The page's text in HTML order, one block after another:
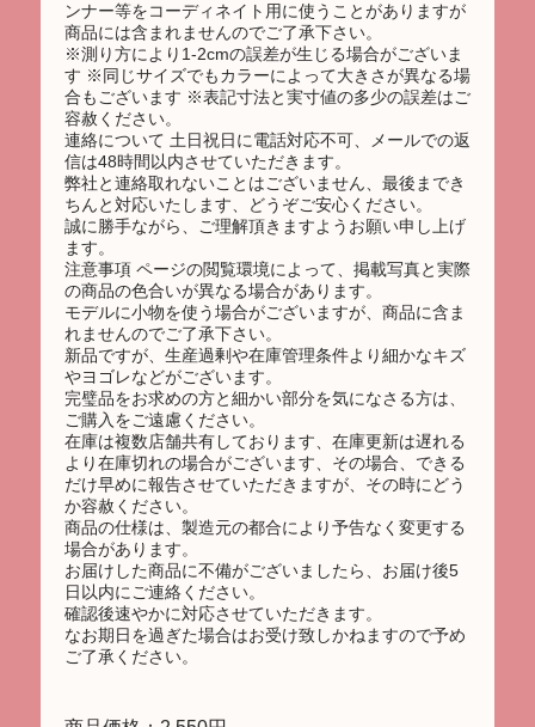
ンナー等をコーディネイト用に使うことがありますが
商品には含まれませんのでご了承下さい。
※測り方により1-2cmの誤差が生じる場合がございま
す ※同じサイズでもカラーによって大きさが異なる場
合もございます ※表記寸法と実寸値の多少の誤差はご
容赦ください。
連絡について 土日祝日に電話対応不可、メールでの返
信は48時間以内させていただきます。
弊社と連絡取れないことはございません、最後までき
ちんと対応いたします、どうぞご安心ください。
誠に勝手ながら、ご理解頂きますようお願い申し上げ
ます。
注意事項 ページの閲覧環境によって、掲載写真と実際
の商品の色合いが異なる場合があります。
モデルに小物を使う場合がございますが、商品に含ま
れませんのでご了承下さい。
新品ですが、生産過剰や在庫管理条件より細かなキズ
やヨゴレなどがございます。
完璧品をお求めの方と細かい部分を気になさる方は、
ご購入をご遠慮ください。
在庫は複数店舗共有しております、在庫更新は遅れる
より在庫切れの場合がございます、その場合、できる
だけ早めに報告させていただきますが、その時にどう
か容赦ください。
商品の仕様は、製造元の都合により予告なく変更する
場合があります。
お届けした商品に不備がございましたら、お届け後5
日以内にご連絡ください。
確認後速やかに対応させていただきます。
なお期日を過ぎた場合はお受け致しかねますので予め
ご了承ください。